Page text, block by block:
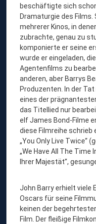
beschäftigte sich
Dramaturgie des
mehrerer Kinos, in
zubrachte, genau zu
komponierte er seine
wurde er eingeladen,
Agentenfilms zu
anderen, aber Barrys
Produzenten. In der
eines der
das Titellied nur
elf James Bond-Filme
diese Filmreihe schrieb
„You Only Live Twice”
„We Have All The Time
Ihrer Majestät”,
John Barry erhielt viele
Oscars für seine
keinen der
Film. Der fleißige